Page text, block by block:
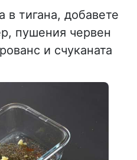
в тигана, добавете
пушения червен
и счуканата